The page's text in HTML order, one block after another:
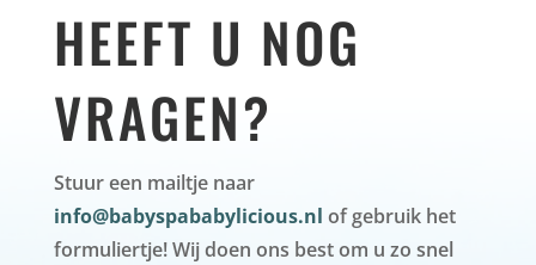
HEEFT U NOG
VRAGEN?
Stuur een mailtje naar
info@babyspababylicious.nl of gebruik het
formuliertje! Wij doen ons best om u zo snel